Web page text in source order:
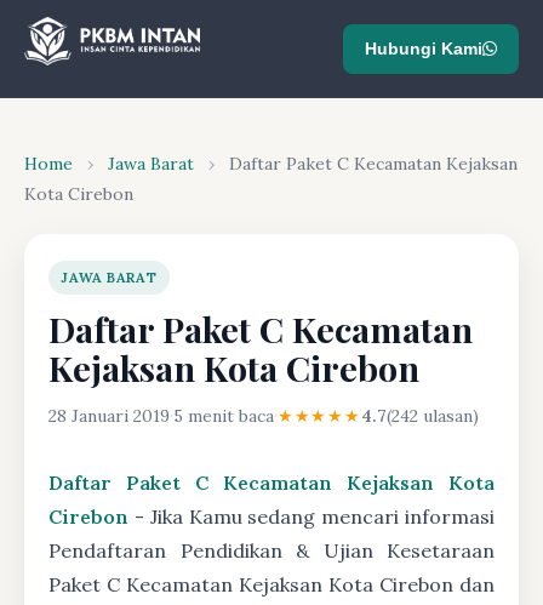
Hubungi Kami
Home › Jawa Barat ›
Daftar Paket C Kecamatan Kejaksan
Kota Cirebon
JAWA BARAT
Daftar Paket C Kecamatan
Kejaksan Kota Cirebon
28 Januari 2019·5 menit baca·★★★★★4.7(242 ulasan)
Daftar Paket C Kecamatan Kejaksan Kota
Cirebon - Jika Kamu sedang mencari informasi
Pendaftaran Pendidikan & Ujian Kesetaraan
Paket C Kecamatan Kejaksan Kota Cirebon dan